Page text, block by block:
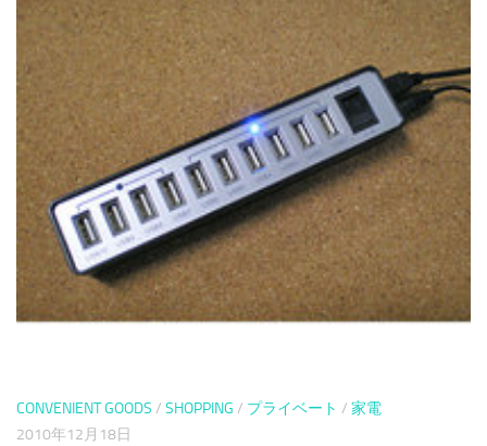
CONVENIENT GOODS / SHOPPING / プライベート / 家電
2010年12月18日